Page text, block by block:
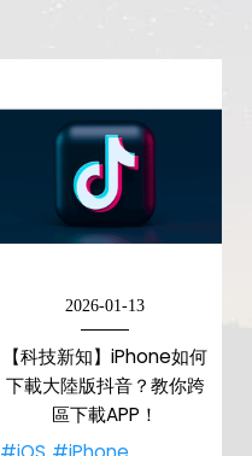
2026-01-13
【科技新知】iPhone如何
下載大陸版抖音？教你跨
區下載APP！